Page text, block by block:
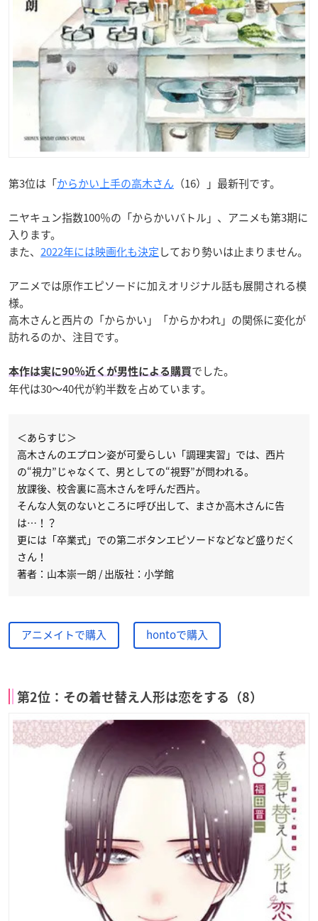
第3位は「からかい上手の高木さん （16）」最新刊です。
ニヤキュン指数100％の「からかいバトル」、アニメも第3期に
入ります。
また、 2022年には映画化も決定しており勢いは止まりません。
アニメでは原作エピソードに加えオリジナル話も展開される模
様。
高木さんと西片の「からかい」「からかわれ」の関係に変化が
訪れるのか、注目です。
本作は実に90％近くが男性による購買でした。
年代は30～40代が約半数を占めています。
＜あらすじ＞
高木さんのエプロン姿が可愛らしい「調理実習」では、西片
の“視力”じゃなくて、男としての“視野”が問われる。
放課後、校舎裏に高木さんを呼んだ西片。
そんな人気のないところに呼び出して、まさか高木さんに告
は…！？
更には「卒業式」での第二ボタンエピソードなどなど盛りだく
さん！
著者：山本崇一朗 / 出版社：小学館
アニメイトで購入 hontoで購入
第2位：その着せ替え人形は恋をする（8）